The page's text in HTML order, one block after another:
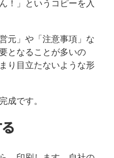
！」というコピーを入
元」や「注意事項」な
となることが多いの
り目立たないような形
成です。